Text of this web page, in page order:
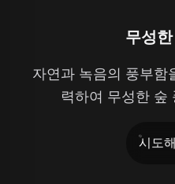
무성
자연과 녹음의 풍부함
력하여 무성한 숲
시도